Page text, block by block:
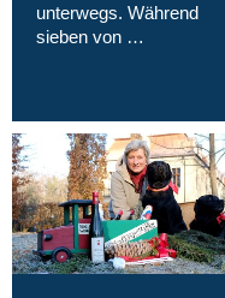
unterwegs. Während
sieben von …